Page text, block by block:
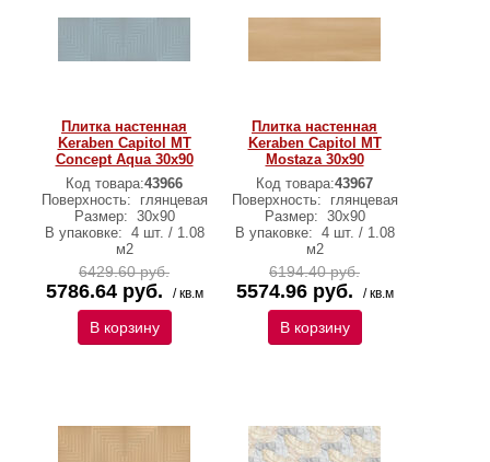
Плитка настенная
Keraben Capitol MT
Concept Aqua 30x90
Код товара:43966
Поверхность:
глянцевая
Размер: 30х90
В упаковке: 4 шт. / 1.08
м2
6429.60 руб.
5786.64 руб. / кв.м
В корзину
Плитка настенная
Keraben Capitol MT
Mostaza 30x90
Код товара:43967
Поверхность:
глянцевая
Размер: 30х90
В упаковке: 4 шт. / 1.08
м2
6194.40 руб.
5574.96 руб. / кв.м
В корзину